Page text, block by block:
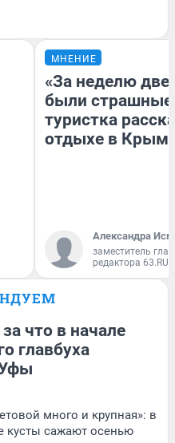
МНЕНИЕ
«За неделю две
были
туристка
отдыхе в
Александра
заместитель
редактора 63.RU
что в начале
главбуха
много и крупная»: в
кусты сажают осенью